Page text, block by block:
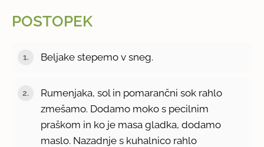
POSTOPEK
Beljake stepemo v sneg.
Rumenjaka, sol in pomarančni sok rahlo
zmešamo. Dodamo moko s pecilnim
praškom in ko je masa gladka, dodamo
maslo. Nazadnje s kuhalnico rahlo